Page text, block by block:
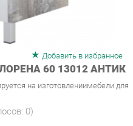
60 13012 АНТИК
на изготовлениимебели для